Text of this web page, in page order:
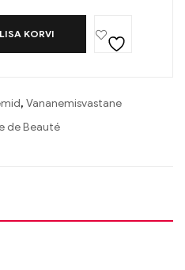
LISA KORVI
, Vananemisvastane
de Beauté